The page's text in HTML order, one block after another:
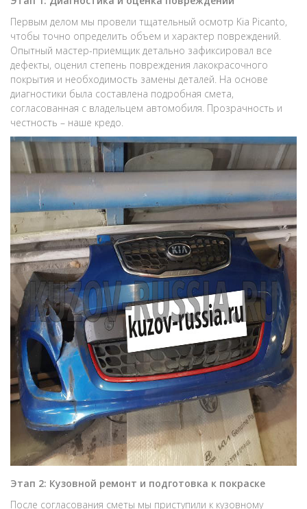
Первым делом мы провели тщательный осмотр Kia Picanto,
чтобы точно определить объем и характер повреждений.
Опытный мастер-приемщик детально зафиксировал все
дефекты, оценил степень повреждения лакокрасочного
покрытия и необходимость замены деталей. На основе
диагностики была составлена подробная смета,
согласованная с владельцем автомобиля. Прозрачность и
честность – наше кредо.
Этап 2: Кузовной ремонт и подготовка к покраске
После согласования сметы мы приступили к кузовному